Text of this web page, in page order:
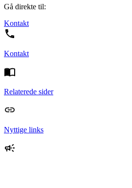
Gå direkte til:
Kontakt
Kontakt
Relaterede sider
Nyttige links